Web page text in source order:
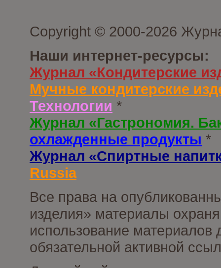
Copyright © 2000-2026
Наши интернет-ресурсы:
Журнал «Кондитерские
Мучные кондитерские
Технологии *
Журнал «Гастрономия.
охлажденные продукты *
Журнал «Спиртные
Russia
Все права на
изделия» материалы
использование материалов
обязательной активной